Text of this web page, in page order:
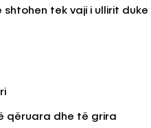
shtohen tek vaji i ullirit
qëruara dhe të grira